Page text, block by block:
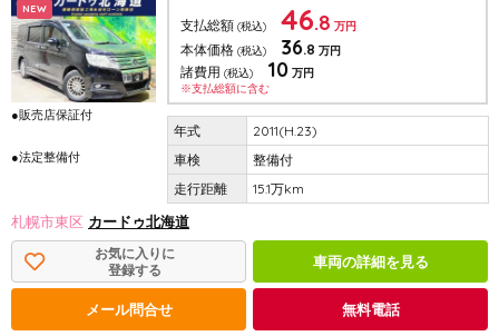
NEW
●販売店保証付
●法定整備付
支払総額 (税込) 46.8 万円
本体価格 (税込) 36.8 万円
諸費用 (税込) 10 万円
※支払総額に含む
2011(H.23)
整備付
15.1万km
札幌市東区 カードゥ北海道
お気に入りに
登録する
車両の詳細を見る
メール問合せ 無料電話